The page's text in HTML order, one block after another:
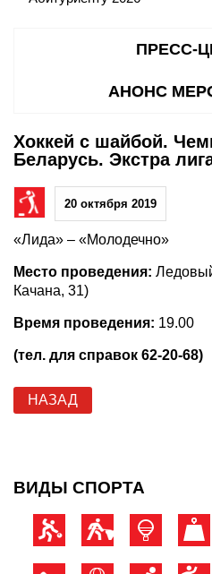
ПРЕСС-
АНОНС
Хоккей с шайбой.
Беларусь. Экстра
20 октября 2019
«Лида» – «Молодечно»
Место проведения:
Качана, 31)
Время проведения: 19.00
(тел. для справок 62-20-68)
НАЗАД
ВИДЫ СПОРТА